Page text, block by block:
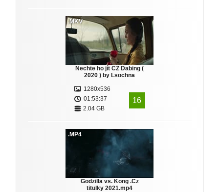
.MKV
Nechte ho jít CZ Dabing (
2020 ) by Lsochna
1280x536
01:53:37
2.04 GB
16
.MP4
Godzilla vs. Kong .Cz
titulky 2021.mp4